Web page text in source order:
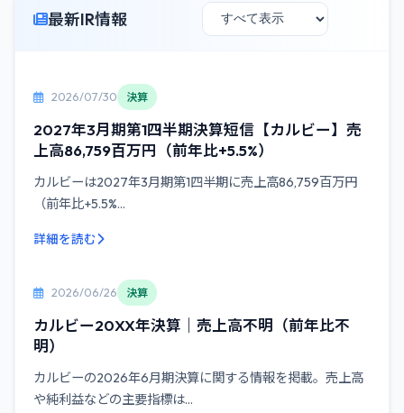
最新IR情報
2026/07/30 決算
2027年3月期第1四半期決算短信【カルビー】売
上高86,759百万円（前年比+5.5%）
カルビーは2027年3月期第1四半期に売上高86,759百万円
（前年比+5.5%...
詳細を読む
2026/06/26 決算
カルビー20XX年決算｜売上高不明（前年比不
明）
カルビーの2026年6月期決算に関する情報を掲載。売上高
や純利益などの主要指標は...